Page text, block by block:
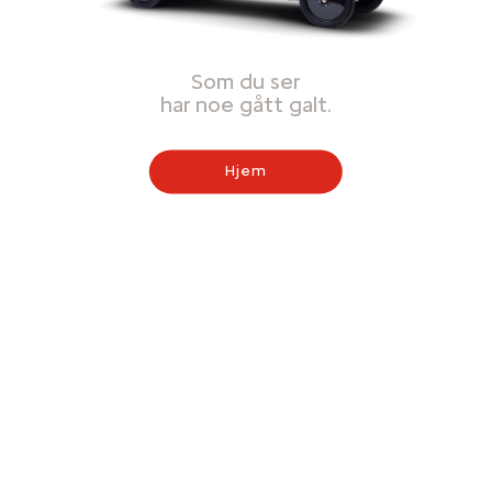
Som du ser
har noe gått galt.
Hjem